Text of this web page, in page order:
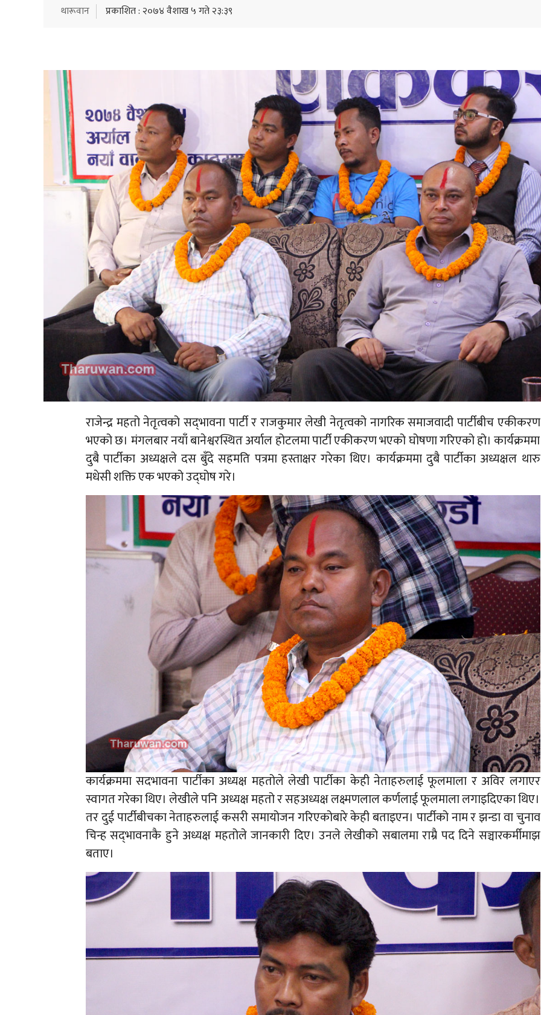
थारूवान प्रकाशित : २०७४ वैशाख ५ गते २३:३९
राजेन्द्र महतो नेतृत्वको सद्‍भावना पार्टी र राजकुमार लेखी नेतृत्वको नागरिक समाजवादी पार्टीबीच एकीकरण
भएको छ। मंगलबार नयाँ बानेश्वरस्थित अर्याल होटलमा पार्टी एकीकरण भएको घोषणा गरिएको हो। कार्यक्रममा
दुबै पार्टीका अध्यक्षले दस बुँदे सहमति पत्रमा हस्ताक्षर गरेका थिए। कार्यक्रममा दुबै पार्टीका अध्यक्षल थारु
मधेसी शक्ति एक भएको उद्‍घोष गरे।
कार्यक्रममा सद‍भावना पार्टीका अध्यक्ष महतोले लेखी पार्टीका केही नेताहरुलाई फूलमाला र अविर लगाएर
स्वागत गरेका थिए। लेखीले पनि अध्यक्ष महतो र सहअध्यक्ष लक्ष्मणलाल कर्णलाई फूलमाला लगाइदिएका थिए।
तर दुई पार्टीबीचका नेताहरुलाई कसरी समायोजन गरिएकोबारे केही बताइएन। पार्टीको नाम र झन्डा वा चुनाव
चिन्ह सद्‍भावनाकै हुने अध्यक्ष महतोले जानकारी दिए। उनले लेखीको सबालमा राम्रै पद दिने सञ्चारकर्मीमाझ
बताए।